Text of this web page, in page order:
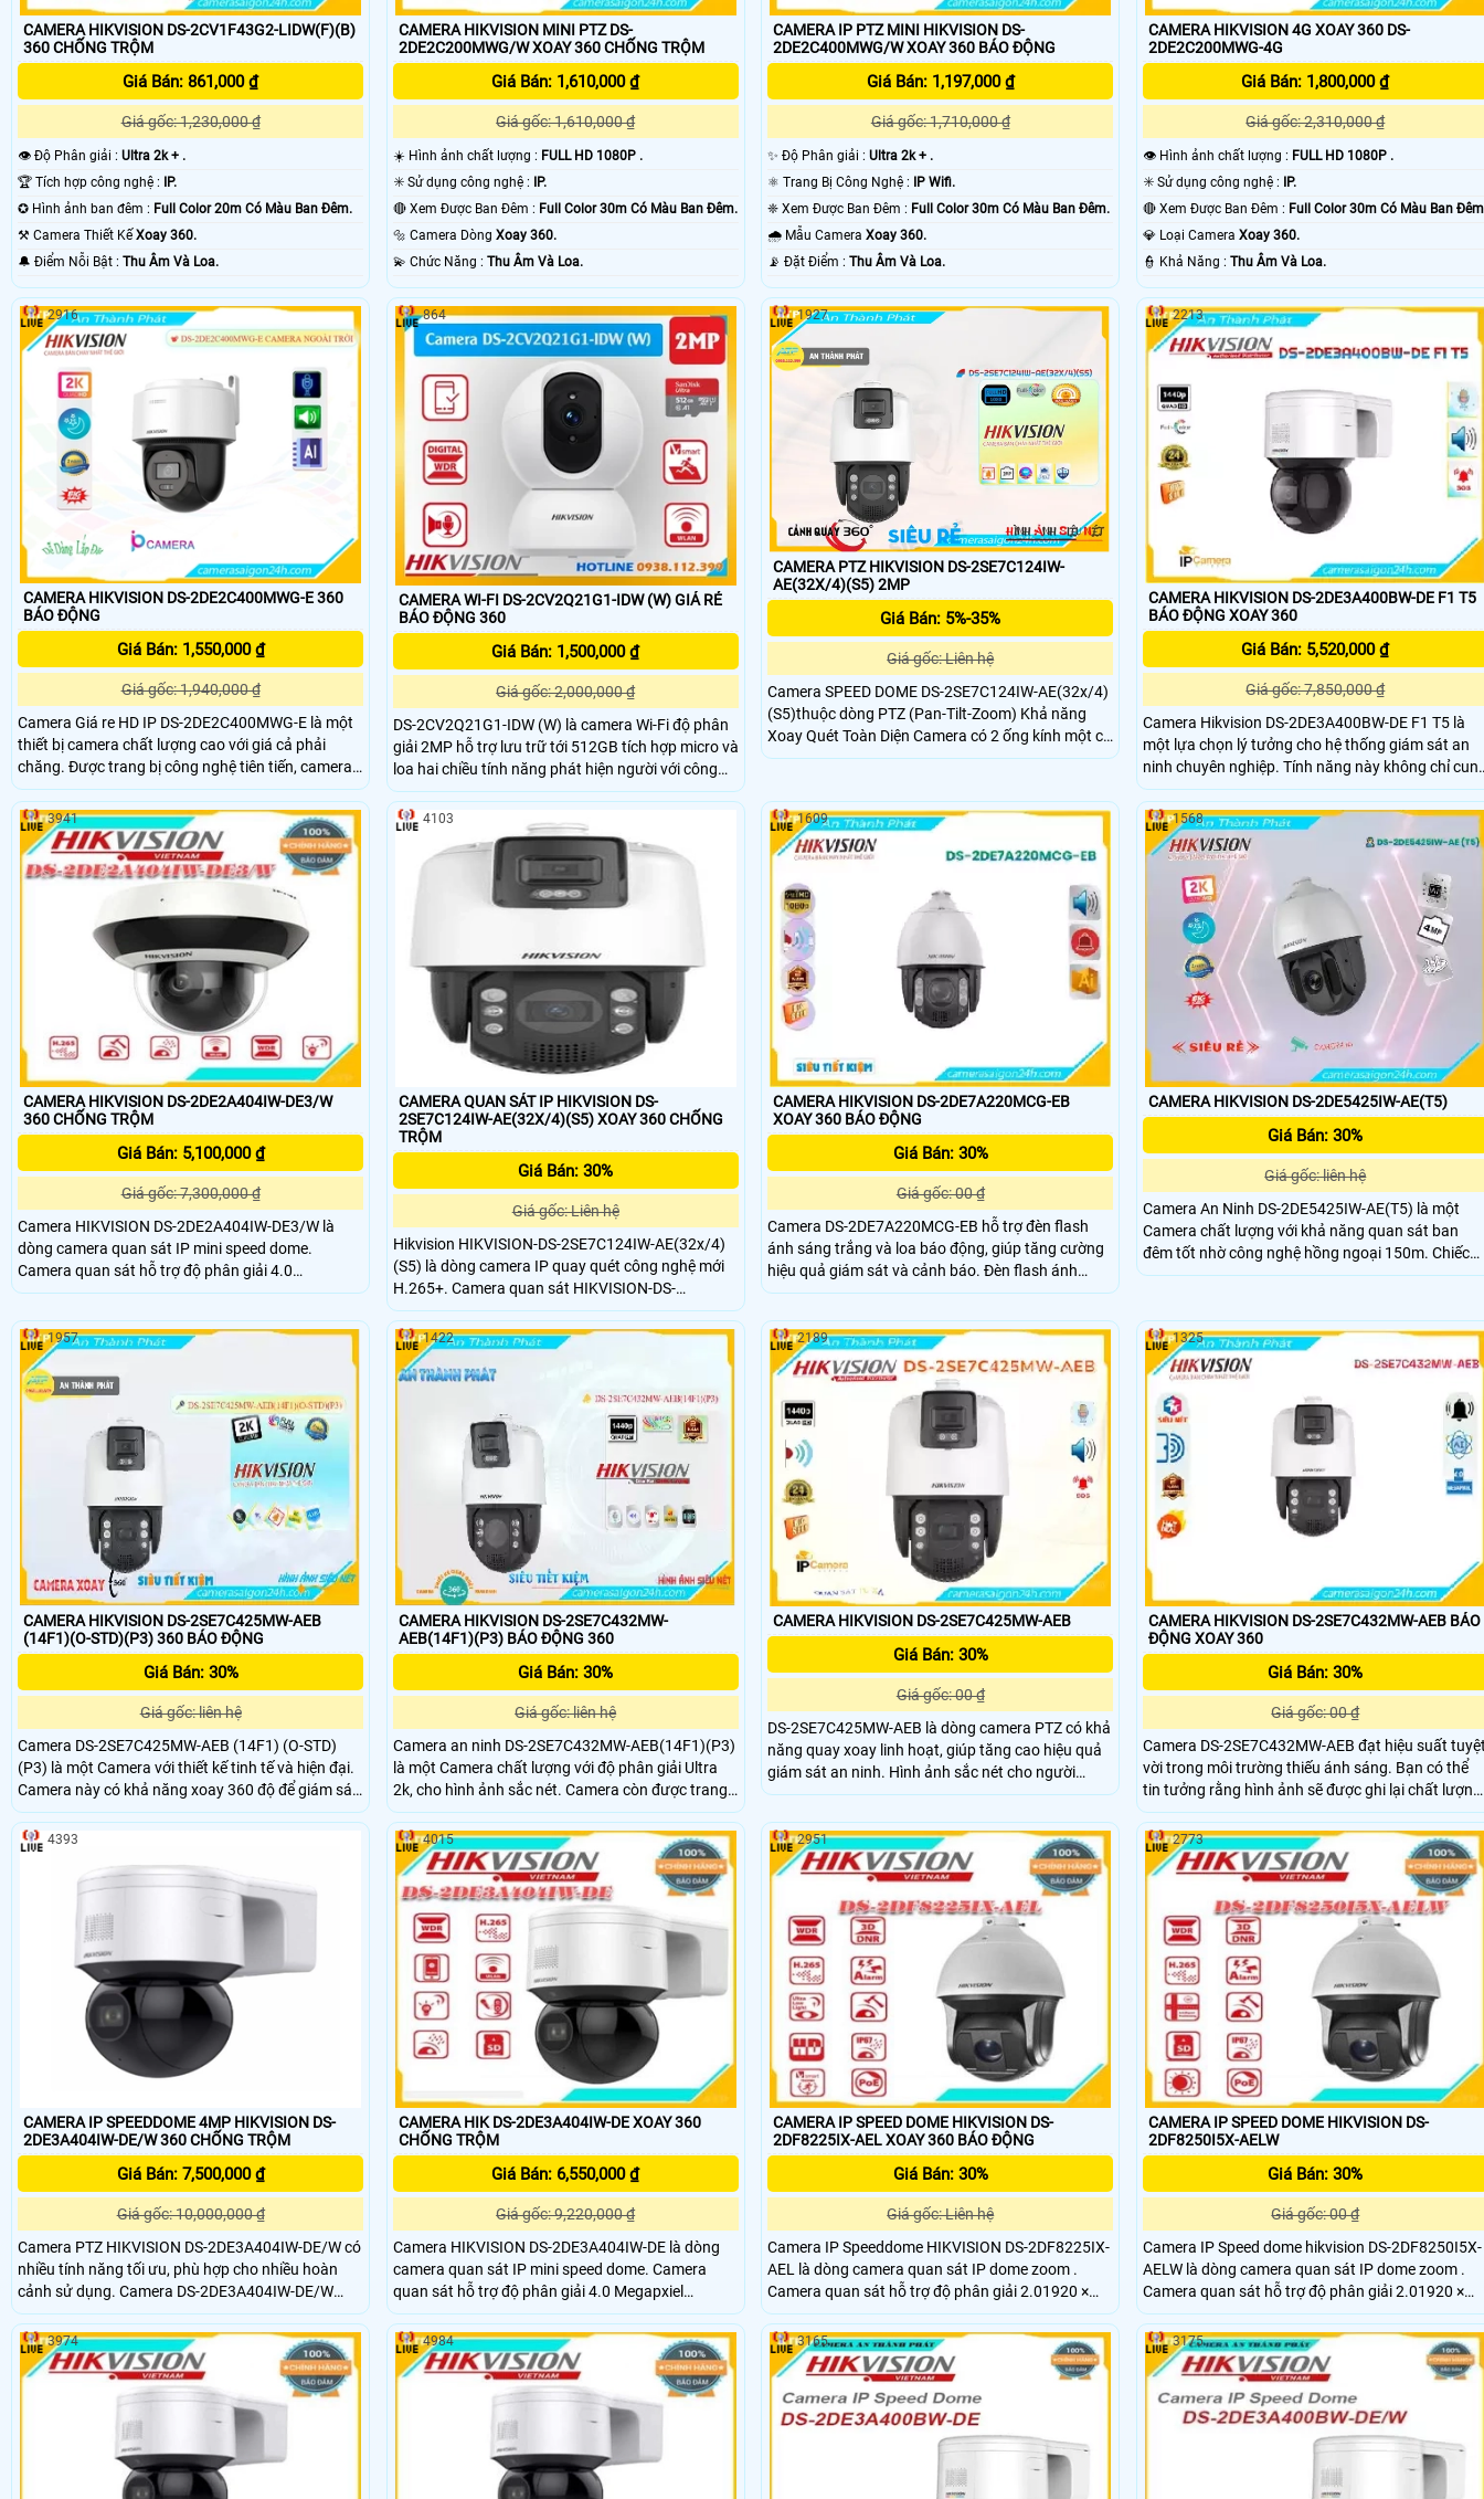
CAMERA HIKVISION DS-2CV1F43G2-LIDW(F)(B)
360 CHỐNG TRỘM
Giá Bán: 861,000 ₫
Giá gốc: 1,230,000 ₫
👁 Độ Phân giải : Ultra 2k + .
🏆 Tích hợp công nghệ :
IP.
✪ Hình ảnh ban đêm : Full Color 20m Có Màu Ban Ðêm.
⚒ Camera Thiết Kế Xoay 360.
️🔔 Điểm Nỗi Bật : Thu Âm Và Loa.
CAMERA HIKVISION MINI PTZ DS-
2DE2C200MWG/W XOAY 360 CHỐNG TRỘM
Giá Bán: 1,610,000 ₫
Giá gốc: 1,610,000 ₫
☀️ Hình ảnh chất lượng : FULL HD 1080P .
✳️ Sử dụng công nghệ :
IP.
🔴 Xem Được Ban Đêm : Full Color 30m Có Màu Ban Ðêm.
🔩 Camera Dòng Xoay 360.
️💫 Chức Năng : Thu Âm Và Loa.
CAMERA IP PTZ MINI HIKVISION DS-
2DE2C400MWG/W XOAY 360 BÁO ĐỘNG
Giá Bán: 1,197,000 ₫
Giá gốc: 1,710,000 ₫
✨ Độ Phân giải :Ultra 2k + .
⚛️ Trang Bị Công Nghệ :
IP Wifi.
❈ Xem Được Ban Đêm : Full Color 30m Có Màu Ban Ðêm.
🌧️ Mẫu CameraXoay 360.
️📡 Đặt Điểm :Thu Âm Và Loa.
CAMERA HIKVISION 4G XOAY 360 DS-
2DE2C200MWG-4G
Giá Bán: 1,800,000 ₫
Giá gốc: 2,310,000 ₫
👁 Hình ảnh chất lượng : FULL HD 1080P .
✳️ Sử dụng công nghệ :
IP.
🔴 Xem Được Ban Đêm : Full Color 30m Có Màu Ban
💎 Loại Camera Xoay 360.
️👮 Khả Năng : Thu Âm Và Loa.
CAMERA HIKVISION DS-2DE2C400MWG-E 360
BÁO ĐỘNG
Giá Bán: 1,550,000 ₫
Giá gốc: 1,940,000 ₫
Camera Giá re HD IP DS-2DE2C400MWG-E là một
thiết bị camera chất lượng cao với giá cả phải
chăng. Được trang bị công nghệ tiên tiến, camera
này cho chất lượng hình ảnh sắc nét và rõ ràng.
Với độ phân giải cao, nó giúp bạn quan sát mọi chi
tiết một cách rõ ràng
2916
CAMERA WI-FI DS-2CV2Q21G1-IDW (W) GIÁ RẺ
BÁO ĐỘNG 360
Giá Bán: 1,500,000 ₫
Giá gốc: 2,000,000 ₫
DS-2CV2Q21G1-IDW (W) là camera Wi-Fi độ phân
giải 2MP hỗ trợ lưu trữ tới 512GB tích hợp micro và
loa hai chiều tính năng phát hiện người với công
nghệ Motion 2.0. Khả năng chống ngược sáng
DWDR và giảm nhiễu 3D DNR giúp ghi hình sắc nét
trong nhiều điều kiện ánh sáng, kết nối Wi-Fi nhanh
chóng.
864
CAMERA PTZ HIKVISION DS-2SE7C124IW-
AE(32X/4)(S5) 2MP
Giá Bán: 5%-35%
Giá gốc: Liên hệ
Camera SPEED DOME DS-2SE7C124IW-AE(32x/4)
(S5)thuộc dòng PTZ (Pan-Tilt-Zoom) Khả năng
Xoay Quét Toàn Diện Camera có 2 ống kính một cố
định 4mp và một PTZ 2mp , Zoom Quang Học 32X
nghệ Starlight của Hikvision, giúp ghi hình rõ nét
trong điều kiện ánh sáng yếu hoặc thiếu sáng,công
nghệ AI Phát hiện chuyển động và nhận diện
1927
CAMERA HIKVISION DS-2DE3A400BW-DE F1 T5
BÁO ĐỘNG XOAY 360
Giá Bán: 5,520,000 ₫
Giá gốc: 7,850,000 ₫
Camera Hikvision DS-2DE3A400BW-DE F1 T5 là
một lựa chọn lý tưởng cho hệ thống giám sát an
ninh chuyên nghiệp. Tính năng này không chỉ cung
cấp sự an toàn và bảo mật mà còn tăng tính
tương tác và hiệu quả của hệ thống giám sát.
2213
CAMERA HIKVISION DS-2DE2A404IW-DE3/W
360 CHỐNG TRỘM
Giá Bán: 5,100,000 ₫
Giá gốc: 7,300,000 ₫
Camera HIKVISION DS-2DE2A404IW-DE3/W là
dòng camera quan sát IP mini speed dome.
Camera quan sát hỗ trợ độ phân giải 4.0
Megapxiel 2560x1440@25fps. Ống kính 2
3941
CAMERA QUAN SÁT IP HIKVISION DS-
2SE7C124IW-AE(32X/4)(S5) XOAY 360 CHỐNG
TRỘM
Giá Bán: 30%
Giá gốc: Liên hệ
Hikvision HIKVISION-DS-2SE7C124IW-AE(32x/4)
(S5) là dòng camera IP quay quét công nghệ mới
H.265+. Camera quan sát HIKVISION-DS-
2SE7C124IW-AE(32x/4)(S5) chất lượng, cao cấp,
được thiết kế hiện đại và chắc chắn. Độ phân giải 2
4103
CAMERA HIKVISION DS-2DE7A220MCG-EB
XOAY 360 BÁO ĐỘNG
Giá Bán: 30%
Giá gốc: 00 ₫
Camera DS-2DE7A220MCG-EB hỗ trợ đèn flash
ánh sáng trắng và loa báo động, giúp tăng cường
hiệu quả giám sát và cảnh báo. Đèn flash ánh
sáng trắng có tầm xa lên đến 100m cho phép quan
yếu.
1609
CAMERA HIKVISION DS-2DE5425IW-AE(T5)
Giá Bán: 30%
Giá gốc: liên hệ
Camera An Ninh DS-2DE5425IW-AE(T5) là một
Camera chất lượng với khả năng quan sát ban
đêm tốt nhờ công nghệ hồng ngoại 150m. Chiếc
camera này có độ phân giải Ultra 2k, mang đến
công nghệ IP, mang lại khả năng kết nối và quản lý
linh hoạt
1568
CAMERA HIKVISION DS-2SE7C425MW-AEB
(14F1)(O-STD)(P3) 360 BÁO ĐỘNG
Giá Bán: 30%
Giá gốc: liên hệ
Camera DS-2SE7C425MW-AEB (14F1) (O-STD)
(P3) là một Camera với thiết kế tinh tế và hiện đại.
Camera này có khả năng xoay 360 độ để giám sát
toàn cảnh một cách tốt nhất. Độ phân giải Ultra 2k
mang đến hình ảnh sắc nét và chi tiết. Với tích hợp
công nghệ IP, camera này có thể kết nối với mạng
internet và cho phép người dùng xem hình ảnh từ
1957
CAMERA HIKVISION DS-2SE7C432MW-
AEB(14F1)(P3) BÁO ĐỘNG 360
Giá Bán: 30%
Giá gốc: liên hệ
Camera an ninh DS-2SE7C432MW-AEB(14F1)(P3)
là một Camera chất lượng với độ phân giải Ultra
2k, cho hình ảnh sắc nét. Camera còn được trang
bị công nghệ IP, giúp xem ban đêm với khoảng
cách xa tới 150m nhờ hồng ngoại. Công nghệ
hồng ngoại Smart IR cũng giúp camera nhìn rõ
hơn khi có ánh sáng ngược
1422
CAMERA HIKVISION DS-2SE7C425MW-AEB
Giá Bán: 30%
Giá gốc: 00 ₫
DS-2SE7C425MW-AEB là dòng camera PTZ có khả
năng quay xoay linh hoạt, giúp tăng cao hiệu quả
giám sát an ninh. Hình ảnh sắc nét cho người
dùng thấy rõ các chi tiết của hình ảnh của các vật
nhiều tính năng thông minh cho bạn sự an toàn
khi có va chạm.
2189
CAMERA HIKVISION DS-2SE7C432MW-AEB BÁO
ĐỘNG XOAY 360
Giá Bán: 30%
Giá gốc: 00 ₫
Camera DS-2SE7C432MW-AEB đạt hiệu suất
vời trong môi trường thiếu ánh sáng. Bạn có thể
tin tưởng rằng hình ảnh sẽ được ghi lại chất lượng
và rõ ràng ngay cả trong điều kiện ánh sáng yếu.
1325
CAMERA IP SPEEDDOME 4MP HIKVISION DS-
2DE3A404IW-DE/W 360 CHỐNG TRỘM
Giá Bán: 7,500,000 ₫
Giá gốc: 10,000,000 ₫
Camera PTZ HIKVISION DS-2DE3A404IW-DE/W có
nhiều tính năng tối ưu, phù hợp cho nhiều hoàn
cảnh sử dụng. Camera DS-2DE3A404IW-DE/W
thích hợp sử dụng cho nhà xưởng, shop, trung tâm
thương mại, giám sát đường phố.
4393
CAMERA HIK DS-2DE3A404IW-DE XOAY 360
CHỐNG TRỘM
Giá Bán: 6,550,000 ₫
Giá gốc: 9,220,000 ₫
Camera HIKVISION DS-2DE3A404IW-DE là dòng
camera quan sát IP mini speed dome. Camera
quan sát hỗ trợ độ phân giải 4.0 Megapxiel
2560x1440@25fps. Ống kính 2
4015
CAMERA IP SPEED DOME HIKVISION DS-
2DF8225IX-AEL XOAY 360 BÁO ĐỘNG
Giá Bán: 30%
Giá gốc: Liên hệ
Camera IP Speeddome HIKVISION DS-2DF8225IX-
AEL là dòng camera quan sát IP dome zoom .
Camera quan sát hỗ trợ độ phân giải 2.01920 ×
1080 60/50fps. Ống kính 2
2951
CAMERA IP SPEED DOME HIKVISION DS-
2DF8250I5X-AELW
Giá Bán: 30%
Giá gốc: 00 ₫
Camera IP Speed dome hikvision DS-2DF8250I5X-
AELW là dòng camera quan sát IP dome zoom .
Camera quan sát hỗ trợ độ phân giải 2.01920 ×
1080 60/50fps. Ống kính 2
2773
3974 4984 3165 3175